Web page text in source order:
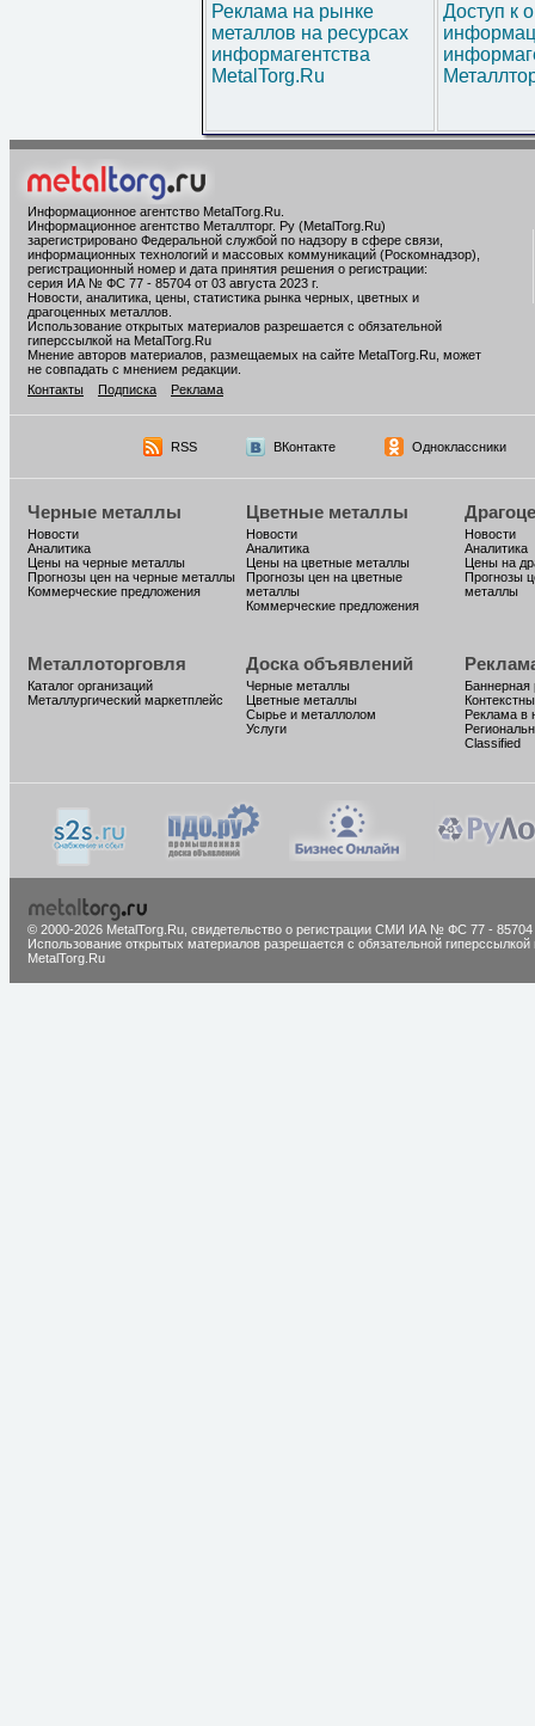
Реклама на рынке
металлов на ресурсах
информагентства
MetalTorg.Ru
Доступ к
Информационное агентство MetalTorg.Ru
Информационное агентство Металлторг. Ру (MetalTorg.Ru)
зарегистрировано Федеральной службой по надзору в сфере связи,
информационных технологий и массовых коммуникаций (Роскомнадзор),
регистрационный номер и дата принятия решения о регистрации:
серия ИА № ФС 77 - 85704 от 03 августа 2023 г.
Новости, аналитика, цены, статистика рынка черных, цветных и
драгоценных металлов.
Использование открытых материалов разрешается с обязательной
гиперссылкой на MetalTorg.Ru
Мнение авторов материалов, размещаемых на сайте MetalTorg.Ru, может
не совпадать с мнением редакции.
Контакты
Подписка Реклама
RSS ВКонтакте Одноклассники
Черные металлы
Новости
Аналитика
Цены на черные металлы
Прогнозы цен на черные металлы
Коммерческие предложения
Цветные металлы
Новости
Аналитика
Цены на цветные металлы
Прогнозы цен на цветные
металлы
Коммерческие предложения
Новости
Аналитика
Цены на
Прогнозы
металлы
Металлоторговля
Каталог организаций
Металлургический маркетплейс
Доска объявлений
Черные металлы
Цветные металлы
Сырье и металлолом
Услуги
Баннерная
Реклама в
Classified
© 2000-2026 MetalTorg.Ru, cвидетельство о регистрации СМИ ИА № ФС 77 - 85704
Использование открытых материалов разрешается с обязательной гиперссылкой
MetalTorg.Ru